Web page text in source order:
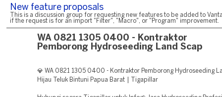
New feature proposals
This is a discussion group for requesting new features to be added to
if the request is for an import "Filter", "Macro", or "Program" improvement.
WA 0821 1305 0400 - Kontraktor
Pemborong Hydroseeding Land Scap
💎 WA 0821 1305 0400 - Kontraktor Pemborong Hydroseeding
Hijau Teluk Bintuni Papua Barat | Tigapillar